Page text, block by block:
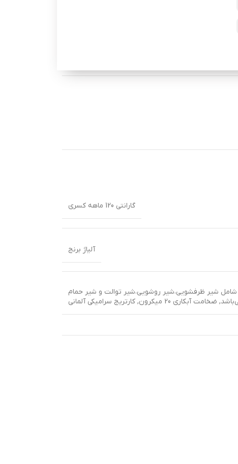
گارانتی 120 ماهه کسری
آلیاژ برنج
شیر ظرفشویی،شیر روشویی،شیر توالت و شیر حمام
, ضخامت آبکاری 20 میکرون , کارتریج سرامیکی آلمانی